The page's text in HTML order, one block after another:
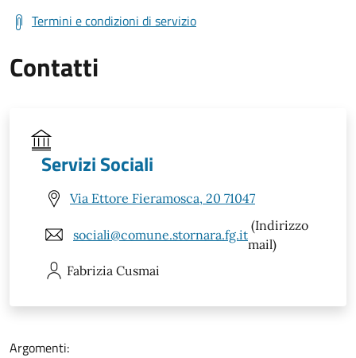
Termini e condizioni di servizio
Contatti
Servizi Sociali
Via Ettore Fieramosca, 20 71047
sociali@comune.stornara.fg.it
(Indirizzo
mail)
Fabrizia Cusmai
Argomenti: